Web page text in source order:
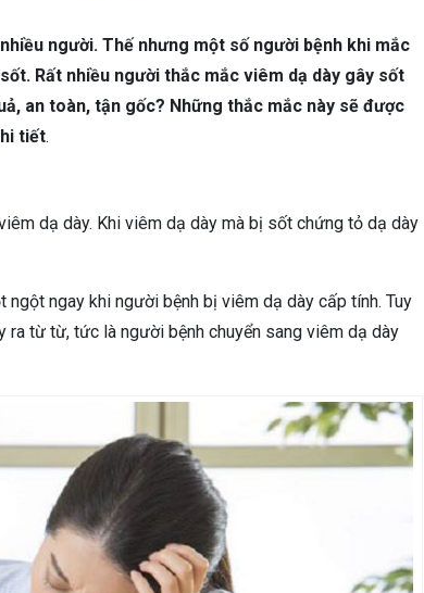
Sâu Răng Viêm Nha Chu Đau Răng Răng Ê Buốt
người. Thế nhưng một số người bệnh khi mắc
Rất nhiều người thắc mắc viêm dạ dày gây sốt
an toàn, tận gốc? Những thắc mắc này sẽ được
tiết.
dạ dày. Khi viêm dạ dày mà bị sốt chứng tỏ dạ dày
ngay khi người bệnh bị viêm dạ dày cấp tính. Tuy
từ từ, tức là người bệnh chuyển sang viêm dạ dày